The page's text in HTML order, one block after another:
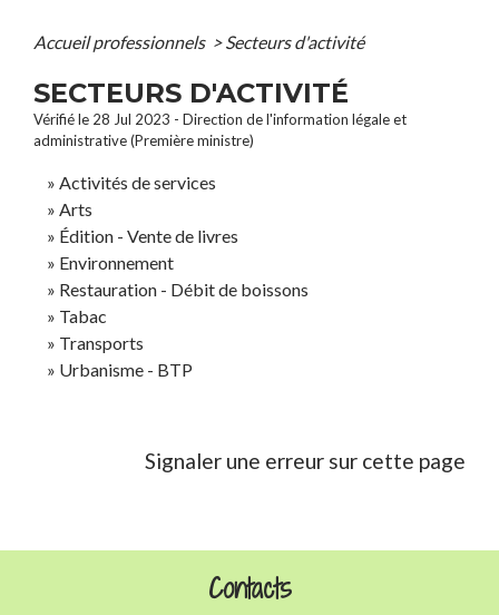
Accueil professionnels > Secteurs d'activité
SECTEURS D'ACTIVITÉ
Vérifié le 28 Jul 2023 - Direction de l'information légale et
administrative (Première ministre)
Activités de services
Arts
Édition - Vente de livres
Environnement
Restauration - Débit de boissons
Tabac
Transports
Urbanisme - BTP
Signaler une erreur sur cette page
Contacts